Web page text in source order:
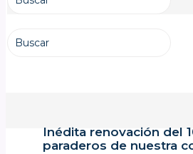
Inédita renovación del
paraderos de nuestra